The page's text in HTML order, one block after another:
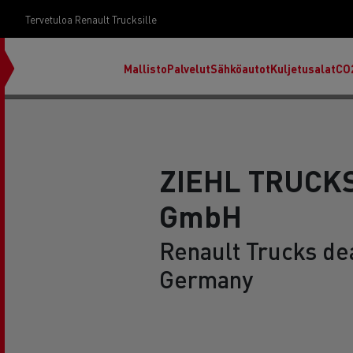
Tervetuloa Renault Trucksille
MallistoPalvelutSähköautotKuljetusalat
ZIEHL
GmbH
Renault Trucks
Germany